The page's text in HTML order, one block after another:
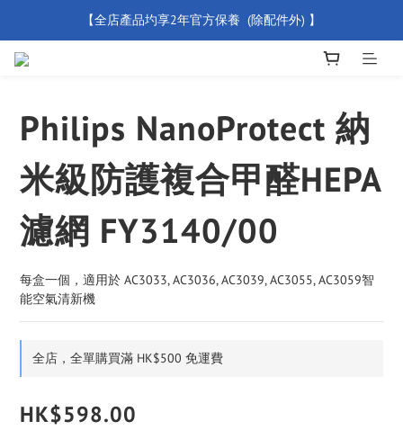
【買滿 $500 免運費】
【全店產品圴享2年官方保養  (除配件外) 】
Philips NanoProtect 納
米級防護複合甲醛HEPA
濾網 FY3140/00
每盒一個，適用於 AC3033, AC3036, AC3039, AC3055, AC3059智
能空氣清新機​
全店，全單購買滿 HK$500 免運費
HK$598.00